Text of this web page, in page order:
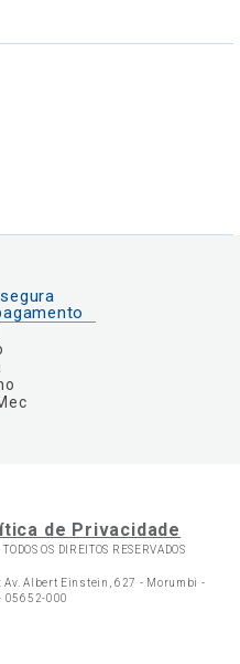
de Privacidade
TODOS OS DIREITOS RESERVADOS
Albert Einstein, 627 - Morumbi -
05652-000